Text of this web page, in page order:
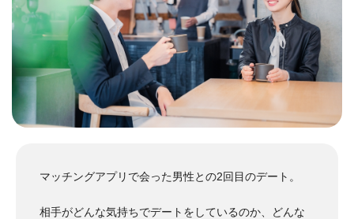
マッチングアプリで会った男性との2回目のデート。
相手がどんな気持ちでデートをしているのか、どんな